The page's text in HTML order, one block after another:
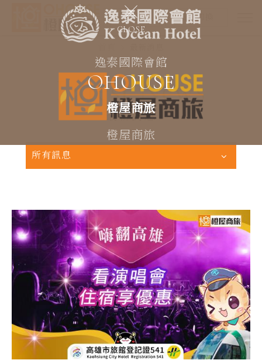
CLOSE
OHOUSE
橙屋商旅
逸泰國際會館
橙屋商旅
Latest News
最新消息
所有訊息
線上訂房 語言切換
Select Language